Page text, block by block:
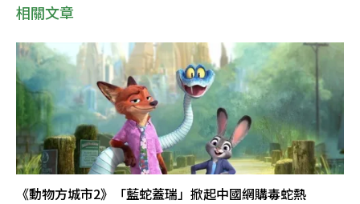
相關文章
《動物方城市2》「藍蛇蓋瑞」掀起中國網購毒蛇熱